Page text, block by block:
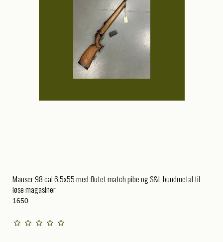
Mauser 98 cal 6,5x55 med flutet match pibe og S&L bundmetal til
løse magasiner
1650